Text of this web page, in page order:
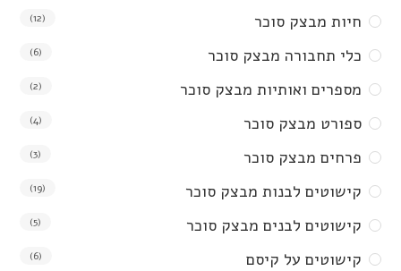
חיות מבצק סוכר (12)
כלי תחבורה מבצק סוכר (6)
מספרים ואותיות מבצק סוכר (2)
ספורט מבצק סוכר (4)
פרחים מבצק סוכר (3)
קישוטים לבנות מבצק סוכר (19)
קישוטים לבנים מבצק סוכר (5)
קישוטים על קיסם (6)